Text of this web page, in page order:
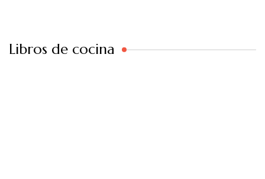
Libros de cocina